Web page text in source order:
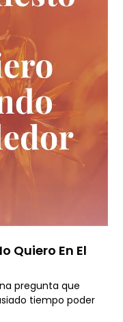
Quiero En El
pregunta que
tiempo poder